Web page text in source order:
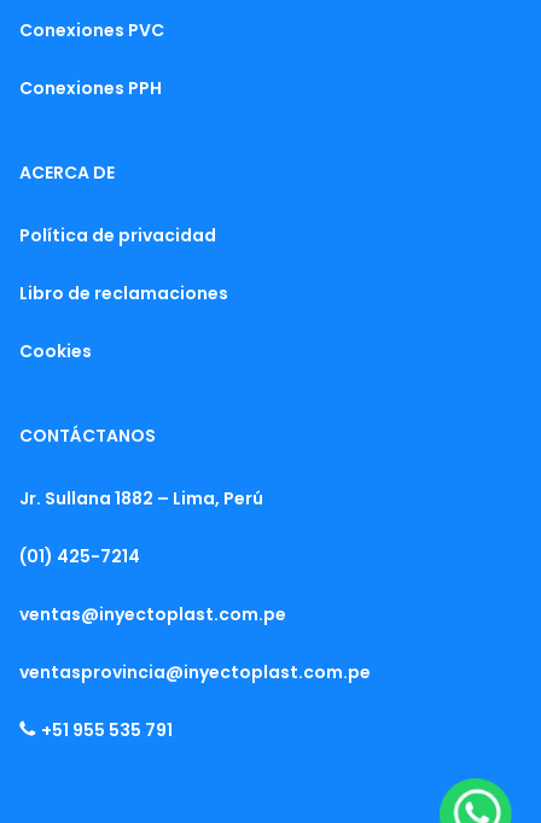
Conexiones PVC
Conexiones PPH
ACERCA DE
Política de privacidad
Libro de reclamaciones
Cookies
CONTÁCTANOS
Jr. Sullana 1882 – Lima, Perú
(01) 425-7214
ventas@inyectoplast.com.pe
ventasprovincia@inyectoplast.com.pe
+51 955 535 791